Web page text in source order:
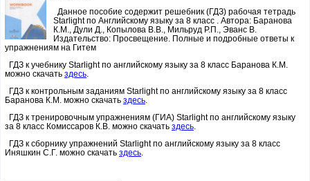
Данное пособие содержит решебник (ГДЗ) рабочая тетрадь
Starlight по Английскому языку за 8 класс . Автора: Баранова
К.М., Дули Д., Копылова В.В., Мильруд Р.П., Эванс В.
Издательство: Просвещение. Полные и подробные ответы к
упражнениям на Гитем
ГДЗ к учебнику Starlight по английскому языку за 8 класс Баранова К.М.
можно скачать здесь
ГДЗ к контрольным заданиям Starlight по английскому языку за 8 класс
Баранова К.М. можно скачать здесь
ГДЗ к тренировочным упражнениям (ГИА) Starlight по английскому языку
за 8 класс Комиссаров К.В. можно скачать здесь
ГДЗ к сборнику упражнений Starlight по английскому языку за 8 класс
Иняшкин С.Г. можно скачать здесь